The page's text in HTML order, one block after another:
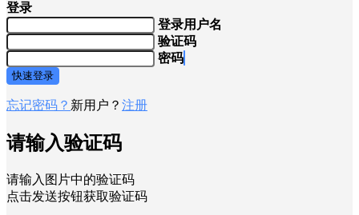
登录
登录用户名
验证码
密码
快速登录
忘记密码？ 新用户？ 注册
请输入验证码
请输入图片中的验证码
点击发送按钮获取验证码